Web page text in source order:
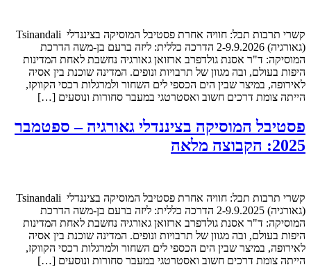
קשרי תרבות תבל: חוויה אחרת פסטיבל המוסיקה בציננדלי Tsinandali
(גאורגיה) 2-9.9.2026 הדרכה כללית: ליזה ברעם בן-משה הדרכת
המוסיקה: ד"ר אסנת גולדפרב ארזואן גאורגיה נחשבת לאחת המדינות
היפות בעולם, ובה מגוון של תרבויות ונופים. המדינה שוכנת בין אסיה
לאירופה, במיצר שבין הים הכספי לים השחור ולמרגלות רכסי הקווקז,
הייתה צומת דרכים חשוב ואסטרטגי במעבר סחורות ונוסעים […]
פסטיבל המוסיקה בציננדלי גאורגיה – ספטמבר
2025: הקבוצה מלאה
קשרי תרבות תבל: חוויה אחרת פסטיבל המוסיקה בציננדלי Tsinandali
(גאורגיה) 2-9.9.2025 הדרכה כללית: ליזה ברעם בן-משה הדרכת
המוסיקה: ד"ר אסנת גולדפרב ארזואן גאורגיה נחשבת לאחת המדינות
היפות בעולם, ובה מגוון של תרבויות ונופים. המדינה שוכנת בין אסיה
לאירופה, במיצר שבין הים הכספי לים השחור ולמרגלות רכסי הקווקז,
הייתה צומת דרכים חשוב ואסטרטגי במעבר סחורות ונוסעים […]